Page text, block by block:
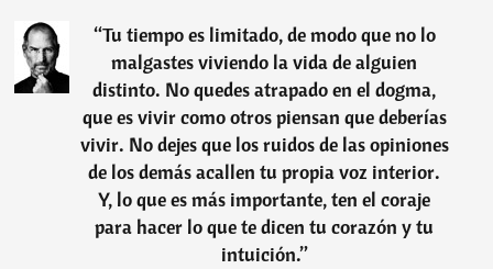
“Tu tiempo es limitado, de modo que no lo
malgastes viviendo la vida de alguien
distinto. No quedes atrapado en el dogma,
que es vivir como otros piensan que deberías
vivir. No dejes que los ruidos de las opiniones
de los demás acallen tu propia voz interior.
Y, lo que es más importante, ten el coraje
para hacer lo que te dicen tu corazón y tu
intuición.”